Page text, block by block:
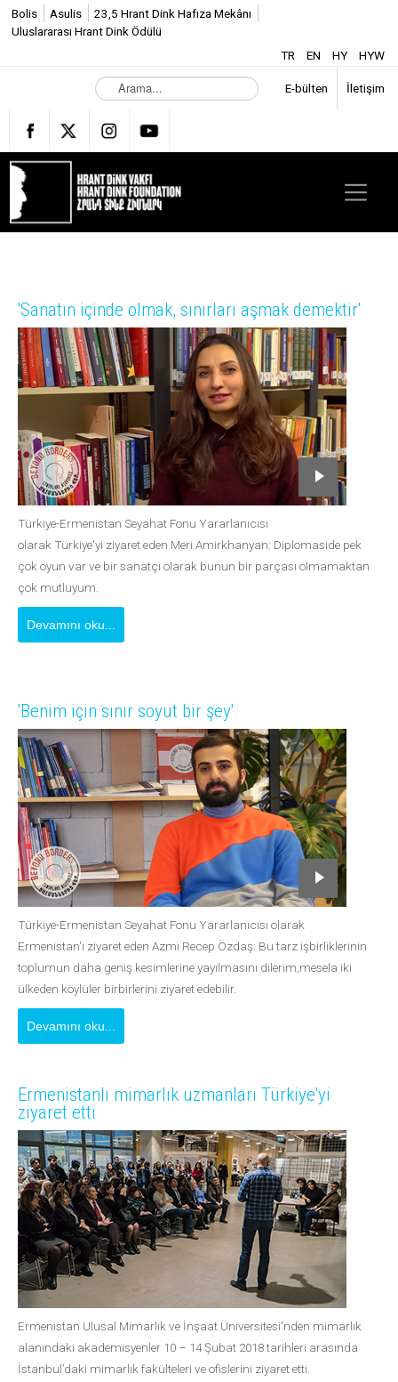
Bolis Asulis
23,5 Hrant Dink Hafıza Mekânı
Uluslararası Hrant Dink Ödülü
TR
EN HY HYW
A
r
m
a
.
.
E-bülten İletişim
'Sanatın içinde olmak, sınırları aşmak demektir'
Türkiye-Ermenistan Seyahat Fonu Yararlanıcısı
olarak Türkiye'yi ziyaret eden Meri Amirkhanyan: Diplomaside pek
çok oyun var ve bir sanatçı olarak bunun bir parçası olmamaktan
çok mutluyum.
Devamını oku...
'Benim için sınır soyut bir şey'
Türkiye-Ermenistan Seyahat Fonu Yararlanıcısı olarak
Ermenistan'ı ziyaret eden Azmi Recep Özdaş: Bu tarz işbirliklerinin
toplumun daha geniş kesimlerine yayılmasını dilerim,mesela iki
ülkeden köylüler birbirlerini ziyaret edebilir.
Devamını oku...
Ermenistanlı mimarlık uzmanları Türkiye'yi
ziyaret etti
Ermenistan Ulusal Mimarlık ve İnşaat Üniversitesi'nden mimarlık
alanındaki akademisyenler 10 – 14 Şubat 2018 tarihleri arasında
İstanbul’daki mimarlık fakülteleri ve ofislerini ziyaret etti.